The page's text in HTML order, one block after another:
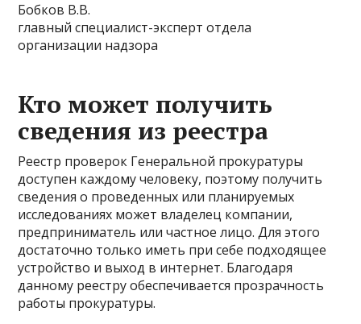
Бобков В.В.
главный специалист-эксперт отдела
организации надзора
Кто может получить
сведения из реестра
Реестр проверок Генеральной прокуратуры
доступен каждому человеку, поэтому получить
сведения о проведенных или планируемых
исследованиях может владелец компании,
предприниматель или частное лицо. Для этого
достаточно только иметь при себе подходящее
устройство и выход в интернет. Благодаря
данному реестру обеспечивается прозрачность
работы прокуратуры.